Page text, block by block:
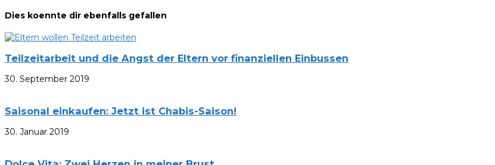
Dies koennte dir ebenfalls gefallen
Teilzeitarbeit und die Angst der Eltern vor finanziellen Einbussen
30. September 2019
Saisonal einkaufen: Jetzt ist Chabis-Saison!
30. Januar 2019